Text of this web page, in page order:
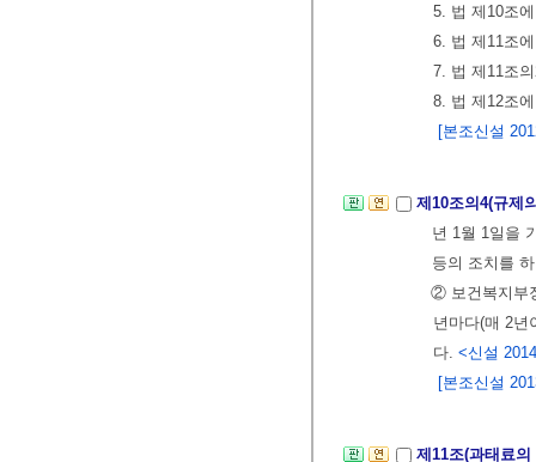
5. 법 제10조
6. 법 제11조
7. 법 제11조
8. 법 제12조
[본조신설
제10조의4(규제
년 1월 1일을
등의 조치를
② 보건복지부
년마다(매 2년
다. <신설
[본조신설
제11조(과태료